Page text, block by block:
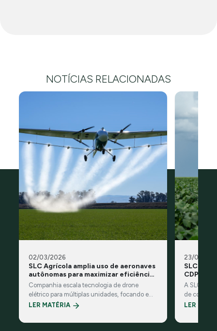
NOTÍCIAS RELACIONADAS
02/03/2026
SLC Agrícola amplia uso de aeronaves
autônomas para maximizar eficiência
e sustentabilidade
Companhia escala tecnologia de drone
elétrico para múltiplas unidades, focando em
eficiência operacional, pulverização noturna e
LER MATÉRIA
23/01/
SLC
CDP por
A SLC
de
LER